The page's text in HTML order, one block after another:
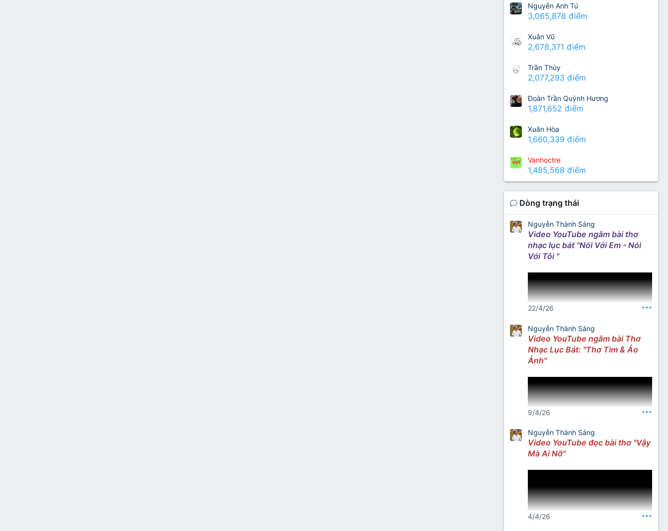
Nguyễn Anh Tú
3,065,878 điểm
Xuân Vũ
2,678,371 điểm
Trần Thùy
2,077,293 điểm
Đoàn Trần Quỳnh Hương
1,871,652 điểm
Xuân Hòa
1,660,339 điểm
Vanhoctre
1,485,568 điểm
Dòng trạng thái
Nguyễn Thành Sáng
Video YouTube ngâm bài thơ
nhạc lục bát "Nói Với Em - Nói
Với Tôi "
Nguồn: Thơ Nhạc Nhất Lang
22/4/26 •••
Nguyễn Thành Sáng
Video YouTube ngâm bài Thơ
Nhạc Lục Bát: "Thơ Tim & Ảo
Ảnh"
9/4/26 •••
Nguyễn Thành Sáng
Video YouTube đọc bài thơ "Vậy
Mà Ai Nỡ"
4/4/26 •••